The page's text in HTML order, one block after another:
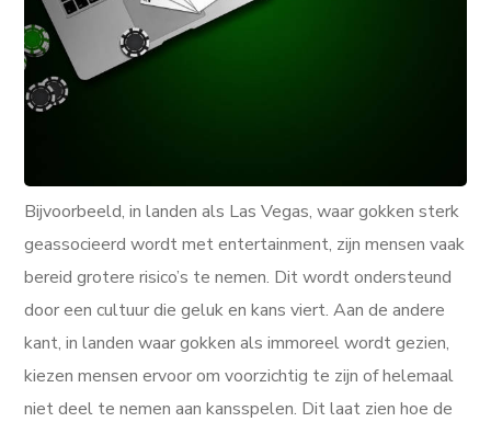
Bijvoorbeeld, in landen als Las Vegas, waar gokken sterk
geassocieerd wordt met entertainment, zijn mensen vaak
bereid grotere risico’s te nemen. Dit wordt ondersteund
door een cultuur die geluk en kans viert. Aan de andere
kant, in landen waar gokken als immoreel wordt gezien,
kiezen mensen ervoor om voorzichtig te zijn of helemaal
niet deel te nemen aan kansspelen. Dit laat zien hoe de